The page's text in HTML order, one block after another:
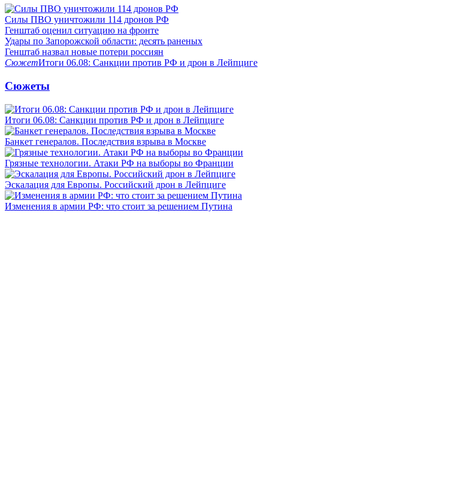
Силы ПВО уничтожили 114 дронов РФ
Генштаб оценил ситуацию на фронте
Удары по Запорожской области: десять раненых
Генштаб назвал новые потери россиян
СюжетИтоги 06.08: Санкции против РФ и дрон в Лейпциге
Сюжеты
Итоги 06.08: Санкции против РФ и дрон в Лейпциге
Банкет генералов. Последствия взрыва в Москве
Грязные технологии. Атаки РФ на выборы во Франции
Эскалация для Европы. Российский дрон в Лейпциге
Изменения в армии РФ: что стоит за решением Путина